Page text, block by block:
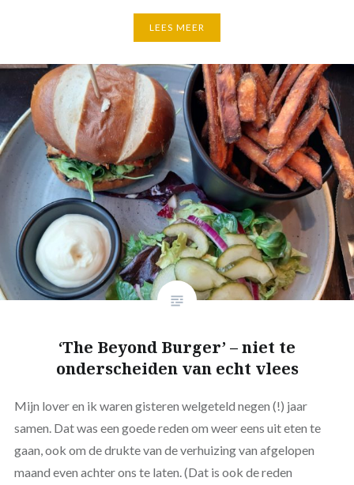
LEES MEER
‘The Beyond Burger’ – niet te
onderscheiden van echt vlees
Mijn lover en ik waren gisteren welgeteld negen (!) jaar
samen. Dat was een goede reden om weer eens uit eten te
gaan, ook om de drukte van de verhuizing van afgelopen
maand even achter ons te laten. (Dat is ook de reden